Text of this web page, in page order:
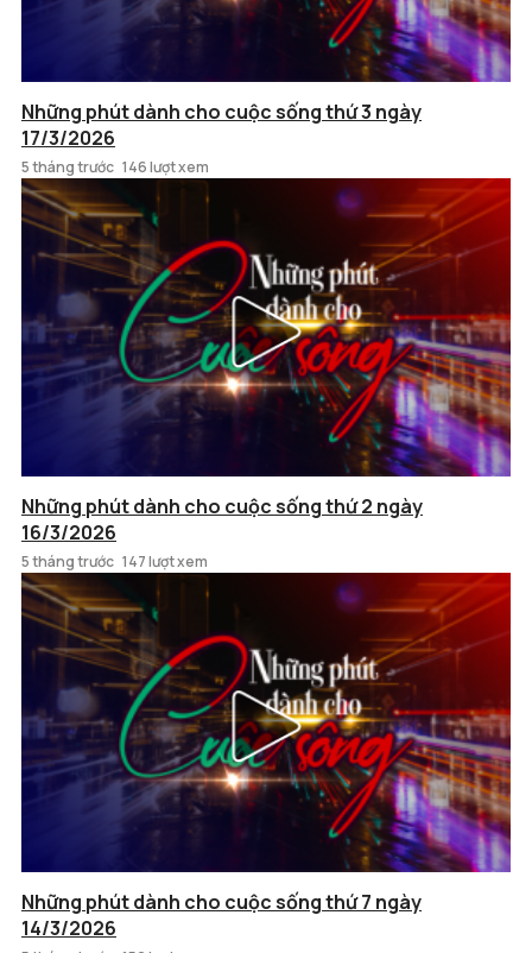
Những phút dành cho cuộc sống thứ 3 ngày
17/3/2026
5 tháng trước 146 lượt xem
Những phút dành cho cuộc sống thứ 2 ngày
16/3/2026
5 tháng trước 147 lượt xem
Những phút dành cho cuộc sống thứ 7 ngày
14/3/2026